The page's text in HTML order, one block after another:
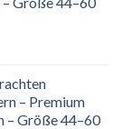
– Premium
– Größe 44–60